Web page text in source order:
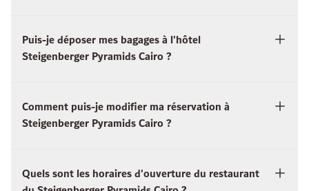
Puis-je déposer mes bagages à l'hôtel
Steigenberger Pyramids Cairo ?
Comment puis-je modifier ma réservation à
Steigenberger Pyramids Cairo ?
Quels sont les horaires d'ouverture du restaurant